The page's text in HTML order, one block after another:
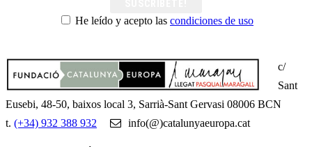
He leído y acepto las condiciones de uso
c/
Sant
Eusebi, 48-50, baixos local 3, Sarrià-Sant Gervasi 08006 BCN
t. (+34) 932 388 932 info(@)catalunyaeuropa.cat